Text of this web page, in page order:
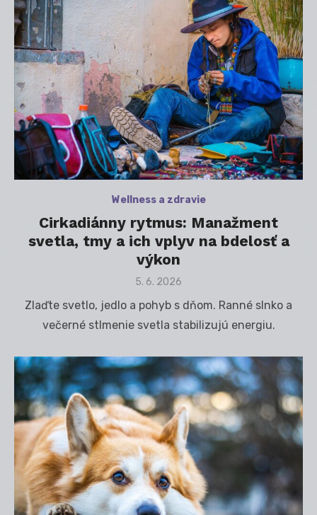
Wellness a zdravie
Cirkadiánny rytmus: Manažment
svetla, tmy a ich vplyv na bdelosť a
výkon
Posted
5. 6. 2026
Zlaďte svetlo, jedlo a pohyb s dňom. Ranné slnko a
večerné stlmenie svetla stabilizujú energiu.